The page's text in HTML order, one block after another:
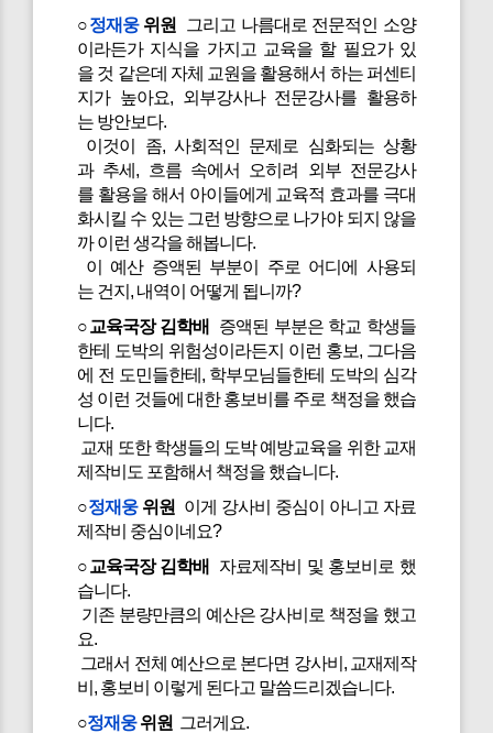
○정재웅위원
그리고 나름대로 전문적인 소양
이라든가 지식을 가지고 교육을 할 필요가 있
을 것 같은데 자체 교원을 활용해서 하는 퍼센티
지가 높아요, 외부강사나 전문강사를 활용하
는 방안보다.
이것이 좀, 사회적인 문제로 심화되는 상황
과 추세, 흐름 속에서 오히려 외부 전문강사
를 활용을 해서 아이들에게 교육적 효과를 극대
화시킬 수 있는 그런 방향으로 나가야 되지 않을
까 이런 생각을 해봅니다.
이 예산 증액된 부분이 주로 어디에 사용되
는 건지, 내역이 어떻게 됩니까?
○교육국장 김학배
증액된 부분은 학교 학생들
한테 도박의 위험성이라든지 이런 홍보, 그다음
에 전 도민들한테, 학부모님들한테 도박의 심각
성 이런 것들에 대한 홍보비를 주로 책정을 했습
니다.
교재 또한 학생들의 도박 예방교육을 위한 교재
제작비도 포함해서 책정을 했습니다.
○정재웅위원
이게 강사비 중심이 아니고 자료
제작비 중심이네요?
○교육국장 김학배
자료제작비 및 홍보비로 했
습니다.
기존 분량만큼의 예산은 강사비로 책정을 했고
요.
그래서 전체 예산으로 본다면 강사비, 교재제작
비, 홍보비 이렇게 된다고 말씀드리겠습니다.
○정재웅위원 그러게요.